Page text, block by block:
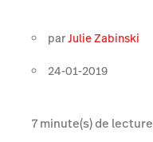
parJulie Zabinski
24-01-2019
7minute(s) de lecture